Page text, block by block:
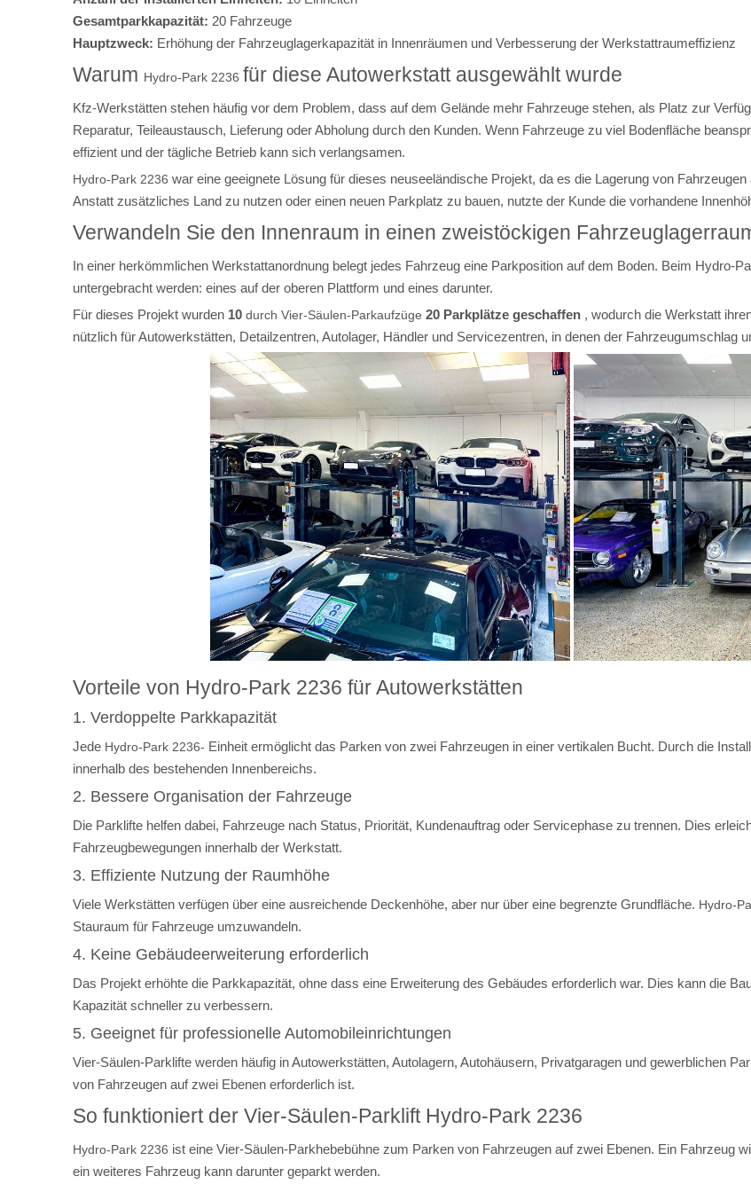
Gesamtparkkapazität: 20 Fahrzeuge
Hauptzweck: Erhöhung der Fahrzeuglagerkapazität in Innenräumen und Verbesserung der Werkstattraumeffizienz
Warum Hydro-Park 2236 für diese Autowerkstatt ausgewählt wurde
Kfz-Werkstätten stehen häufig vor dem Problem, dass auf dem Gelände mehr Fahrzeuge stehen, als Platz zur
Reparatur, Teileaustausch, Lieferung oder Abholung durch den Kunden. Wenn Fahrzeuge zu viel Bodenfläche
effizient und der tägliche Betrieb kann sich verlangsamen.
Hydro-Park 2236 war eine geeignete Lösung für dieses neuseeländische Projekt, da es die Lagerung von
Anstatt zusätzliches Land zu nutzen oder einen neuen Parkplatz zu bauen, nutzte der Kunde die vorhandene
Verwandeln Sie den Innenraum in einen zweistöckigen
In einer herkömmlichen Werkstattanordnung belegt jedes Fahrzeug eine Parkposition auf dem Boden. Beim Hydro-
untergebracht werden: eines auf der oberen Plattform und eines darunter.
Für dieses Projekt wurden 10 durch Vier-Säulen-Parkaufzüge 20 Parkplätze geschaffen , wodurch die Werkstatt
nützlich für Autowerkstätten, Detailzentren, Autolager, Händler und Servicezentren, in denen der Fahrzeugumschlag
Vorteile von Hydro-Park 2236 für Autowerkstätten
1. Verdoppelte Parkkapazität
Jede Hydro-Park 2236- Einheit ermöglicht das Parken von zwei Fahrzeugen in einer vertikalen Bucht. Durch die
innerhalb des bestehenden Innenbereichs.
2. Bessere Organisation der Fahrzeuge
Die Parklifte helfen dabei, Fahrzeuge nach Status, Priorität, Kundenauftrag oder Servicephase zu trennen. Dies
Fahrzeugbewegungen innerhalb der Werkstatt.
3. Effiziente Nutzung der Raumhöhe
Viele Werkstätten verfügen über eine ausreichende Deckenhöhe, aber nur über eine begrenzte Grundfläche. Hydro-
Stauraum für Fahrzeuge umzuwandeln.
4. Keine Gebäudeerweiterung erforderlich
Das Projekt erhöhte die Parkkapazität, ohne dass eine Erweiterung des Gebäudes erforderlich war. Dies kann die
Kapazität schneller zu verbessern.
5. Geeignet für professionelle Automobileinrichtungen
Vier-Säulen-Parklifte werden häufig in Autowerkstätten, Autolagern, Autohäusern, Privatgaragen und gewerblichen
von Fahrzeugen auf zwei Ebenen erforderlich ist.
So funktioniert der Vier-Säulen-Parklift Hydro-Park 2236
Hydro-Park 2236 ist eine Vier-Säulen-Parkhebebühne zum Parken von Fahrzeugen auf zwei Ebenen. Ein Fahrzeug
ein weiteres Fahrzeug kann darunter geparkt werden.